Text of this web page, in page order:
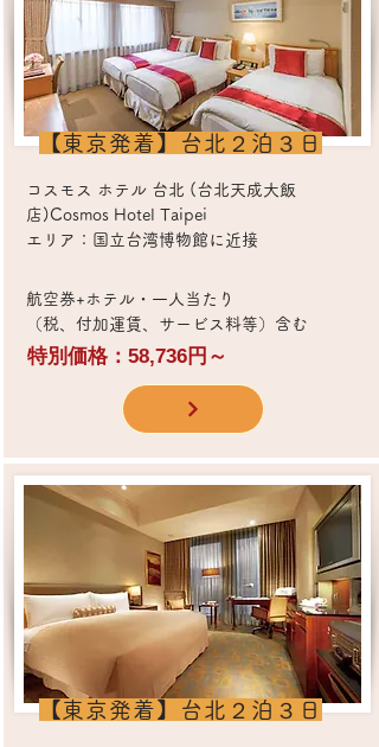
​【東京発着】台北２泊３日
コスモス ホテル 台北 (台北天成大飯
店)Cosmos Hotel Taipei
エリア：国立台湾博物館に近接
​航空券+ホテル・一人当たり
（税、付加運賃、サービス料等）含む
特別価格：58,736円～
​【東京発着】台北２泊３日